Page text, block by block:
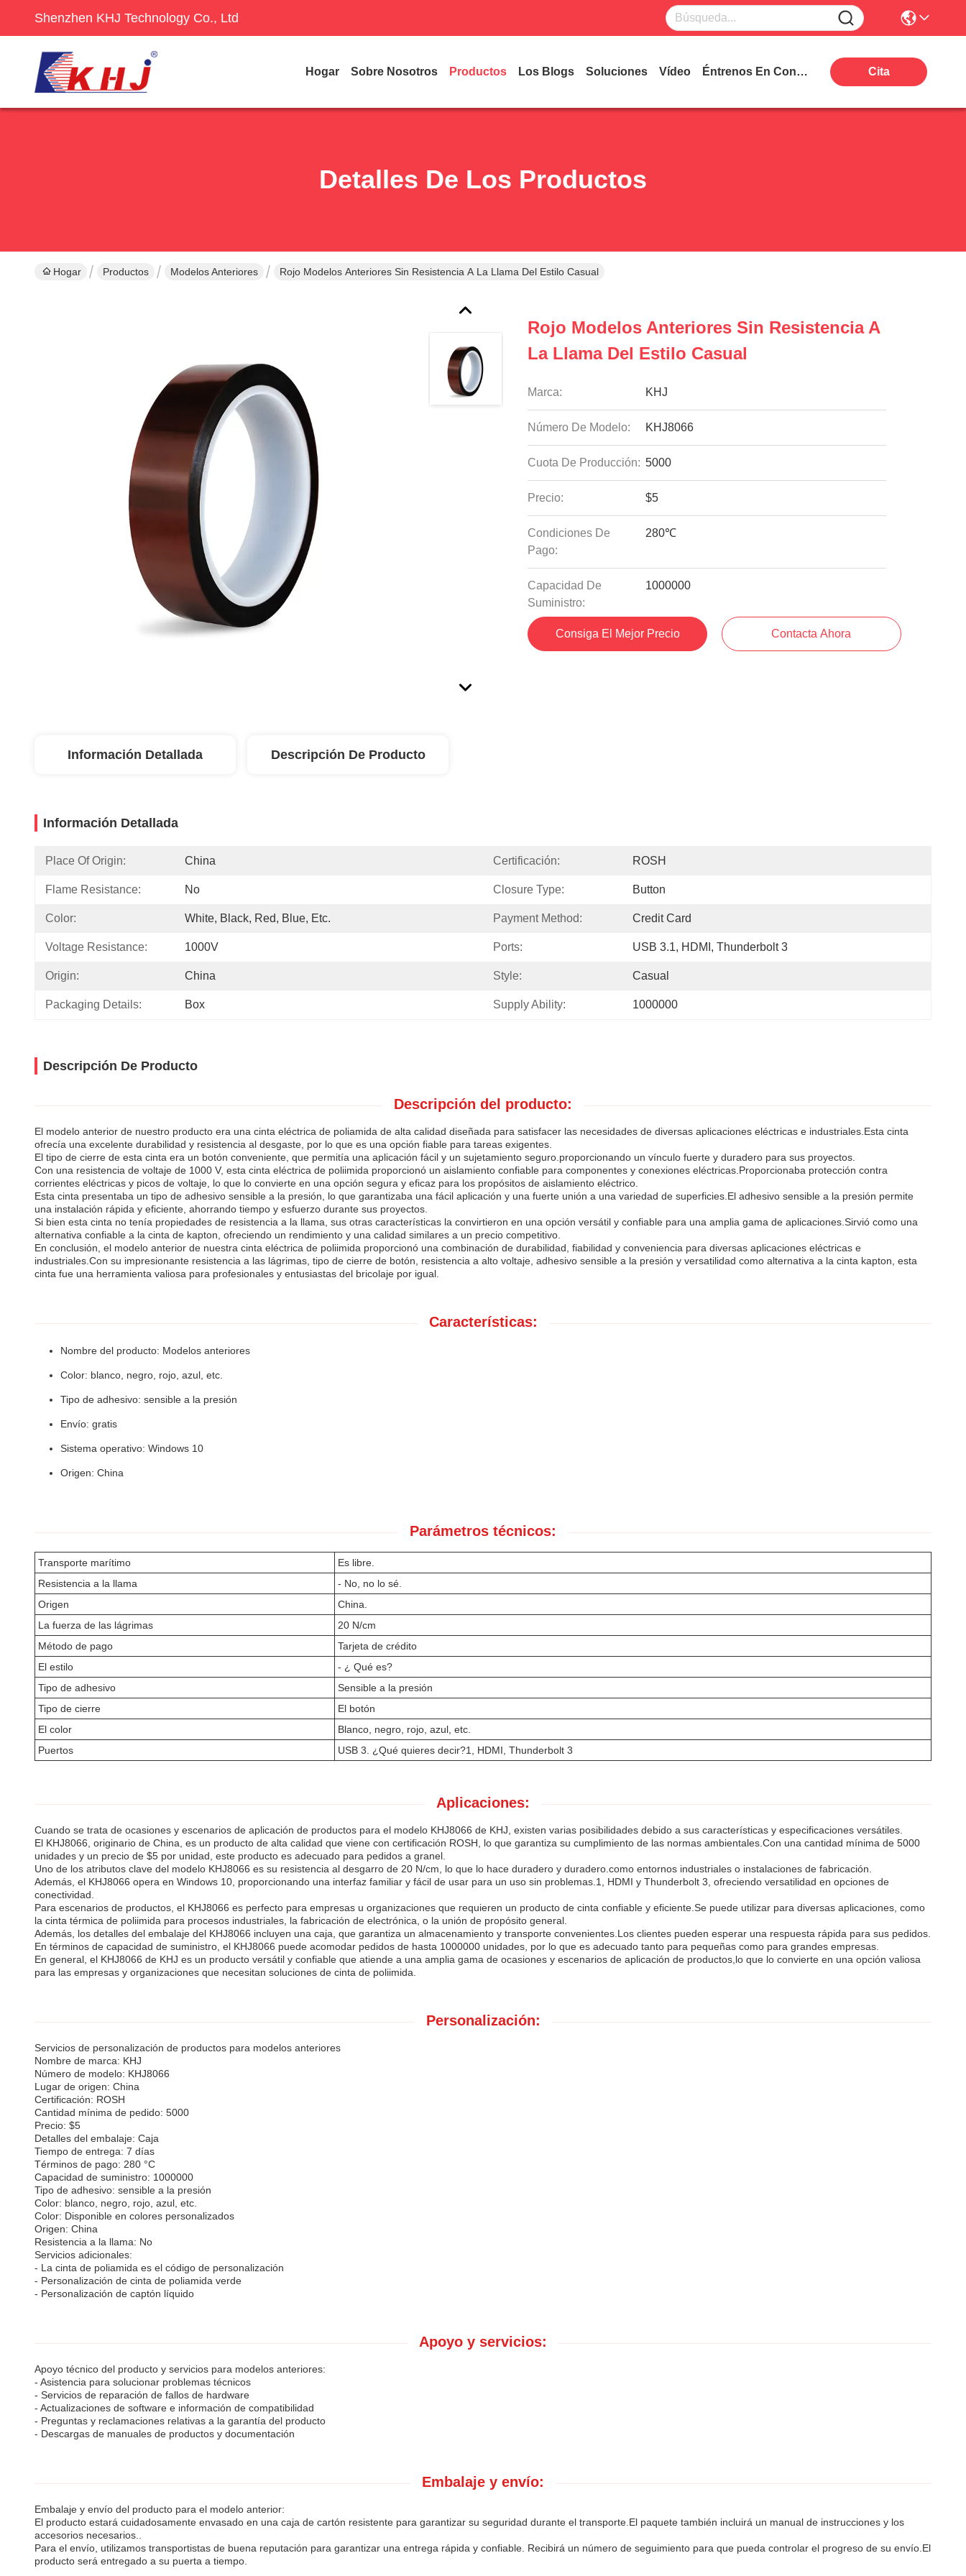
Shenzhen KHJ Technology Co., Ltd
Hogar Sobre Nosotros Productos Los Blogs Soluciones Vídeo Éntrenos En Contacto Con Cita
Detalles De Los Productos
Hogar Productos Modelos Anteriores Rojo Modelos Anteriores Sin Resistencia A La Llama Del Estilo Casual
Rojo Modelos Anteriores Sin Resistencia A
La Llama Del Estilo Casual
Marca: KHJ
Número De Modelo: KHJ8066
Cuota De Producción: 5000
Precio: $5
Condiciones De
Pago:
280℃
Capacidad De
Suministro:
1000000
Consiga El Mejor Precio Contacta Ahora
Información Detallada Descripción De Producto
Información Detallada
Place Of Origin: China Certificación: ROSH
Flame Resistance: No Closure Type: Button
Color: White, Black, Red, Blue, Etc. Payment Method: Credit Card
Voltage Resistance: 1000V Ports: USB 3.1, HDMI, Thunderbolt 3
Origin: China Style: Casual
Packaging Details: Box Supply Ability: 1000000
Descripción De Producto
Descripción del producto:
El modelo anterior de nuestro producto era una cinta eléctrica de poliamida de alta calidad diseñada para satisfacer las necesidades de diversas aplicaciones eléctricas e industriales.Esta cinta
ofrecía una excelente durabilidad y resistencia al desgaste, por lo que es una opción fiable para tareas exigentes.
El tipo de cierre de esta cinta era un botón conveniente, que permitía una aplicación fácil y un sujetamiento seguro.proporcionando un vínculo fuerte y duradero para sus proyectos.
Con una resistencia de voltaje de 1000 V, esta cinta eléctrica de poliimida proporcionó un aislamiento confiable para componentes y conexiones eléctricas.Proporcionaba protección contra
corrientes eléctricas y picos de voltaje, lo que lo convierte en una opción segura y eficaz para los propósitos de aislamiento eléctrico.
Esta cinta presentaba un tipo de adhesivo sensible a la presión, lo que garantizaba una fácil aplicación y una fuerte unión a una variedad de superficies.El adhesivo sensible a la presión permite
una instalación rápida y eficiente, ahorrando tiempo y esfuerzo durante sus proyectos.
Si bien esta cinta no tenía propiedades de resistencia a la llama, sus otras características la convirtieron en una opción versátil y confiable para una amplia gama de aplicaciones.Sirvió como una
alternativa confiable a la cinta de kapton, ofreciendo un rendimiento y una calidad similares a un precio competitivo.
En conclusión, el modelo anterior de nuestra cinta eléctrica de poliimida proporcionó una combinación de durabilidad, fiabilidad y conveniencia para diversas aplicaciones eléctricas e
industriales.Con su impresionante resistencia a las lágrimas, tipo de cierre de botón, resistencia a alto voltaje, adhesivo sensible a la presión y versatilidad como alternativa a la cinta kapton, esta
cinta fue una herramienta valiosa para profesionales y entusiastas del bricolaje por igual.
Características:
Nombre del producto: Modelos anteriores
Color: blanco, negro, rojo, azul, etc.
Tipo de adhesivo: sensible a la presión
Envío: gratis
Sistema operativo: Windows 10
Origen: China
Parámetros técnicos:
Transporte marítimo
Es libre.
Resistencia a la llama
- No, no lo sé.
Origen
China.
La fuerza de las lágrimas
20 N/cm
Método de pago
Tarjeta de crédito
El estilo
- ¿ Qué es?
Tipo de adhesivo
Sensible a la presión
Tipo de cierre
El botón
El color
Blanco, negro, rojo, azul, etc.
Puertos
USB 3. ¿Qué quieres decir?1, HDMI, Thunderbolt 3
Aplicaciones:
Cuando se trata de ocasiones y escenarios de aplicación de productos para el modelo KHJ8066 de KHJ, existen varias posibilidades debido a sus características y especificaciones versátiles.
El KHJ8066, originario de China, es un producto de alta calidad que viene con certificación ROSH, lo que garantiza su cumplimiento de las normas ambientales.Con una cantidad mínima de 5000
unidades y un precio de $5 por unidad, este producto es adecuado para pedidos a granel.
Uno de los atributos clave del modelo KHJ8066 es su resistencia al desgarro de 20 N/cm, lo que lo hace duradero y duradero.como entornos industriales o instalaciones de fabricación.
Además, el KHJ8066 opera en Windows 10, proporcionando una interfaz familiar y fácil de usar para un uso sin problemas.1, HDMI y Thunderbolt 3, ofreciendo versatilidad en opciones de
conectividad.
Para escenarios de productos, el KHJ8066 es perfecto para empresas u organizaciones que requieren un producto de cinta confiable y eficiente.Se puede utilizar para diversas aplicaciones, como
la cinta térmica de poliimida para procesos industriales, la fabricación de electrónica, o la unión de propósito general.
Además, los detalles del embalaje del KHJ8066 incluyen una caja, que garantiza un almacenamiento y transporte convenientes.Los clientes pueden esperar una respuesta rápida para sus pedidos.
En términos de capacidad de suministro, el KHJ8066 puede acomodar pedidos de hasta 1000000 unidades, por lo que es adecuado tanto para pequeñas como para grandes empresas.
En general, el KHJ8066 de KHJ es un producto versátil y confiable que atiende a una amplia gama de ocasiones y escenarios de aplicación de productos,lo que lo convierte en una opción valiosa
para las empresas y organizaciones que necesitan soluciones de cinta de poliimida.
Personalización:
Servicios de personalización de productos para modelos anteriores
Nombre de marca: KHJ
Número de modelo: KHJ8066
Lugar de origen: China
Certificación: ROSH
Cantidad mínima de pedido: 5000
Precio: $5
Detalles del embalaje: Caja
Tiempo de entrega: 7 días
Términos de pago: 280 °C
Capacidad de suministro: 1000000
Tipo de adhesivo: sensible a la presión
Color: blanco, negro, rojo, azul, etc.
Color: Disponible en colores personalizados
Origen: China
Resistencia a la llama: No
Servicios adicionales:
- La cinta de poliamida es el código de personalización
- Personalización de cinta de poliamida verde
- Personalización de captón líquido
Apoyo y servicios:
Apoyo técnico del producto y servicios para modelos anteriores:
- Asistencia para solucionar problemas técnicos
- Servicios de reparación de fallos de hardware
- Actualizaciones de software e información de compatibilidad
- Preguntas y reclamaciones relativas a la garantía del producto
- Descargas de manuales de productos y documentación
Embalaje y envío:
Embalaje y envío del producto para el modelo anterior:
El producto estará cuidadosamente envasado en una caja de cartón resistente para garantizar su seguridad durante el transporte.El paquete también incluirá un manual de instrucciones y los
accesorios necesarios..
Para el envío, utilizamos transportistas de buena reputación para garantizar una entrega rápida y confiable. Recibirá un número de seguimiento para que pueda controlar el progreso de su envío.El
producto será entregado a su puerta a tiempo.